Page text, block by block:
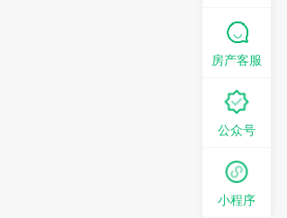
房产客服
公众号
小程序